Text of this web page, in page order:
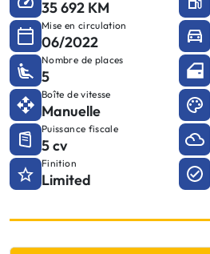
35 692 KM
Mise en circulation
06/2022
Nombre de places
5
Boîte de vitesse
Manuelle
Puissance fiscale
5 cv
Finition
Limited